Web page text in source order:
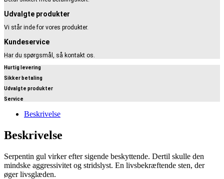
Udvalgte produkter
Vi står inde for vores produkter.
Kundeservice
Har du spørgsmål, så kontakt os.
Hurtig levering
Sikker betaling
Udvalgte produkter
Service
Beskrivelse
Beskrivelse
Serpentin gul virker efter sigende beskyttende. Dertil skulle den
mindske aggressivitet og stridslyst. En livsbekræftende sten, der
øger livsglæden.